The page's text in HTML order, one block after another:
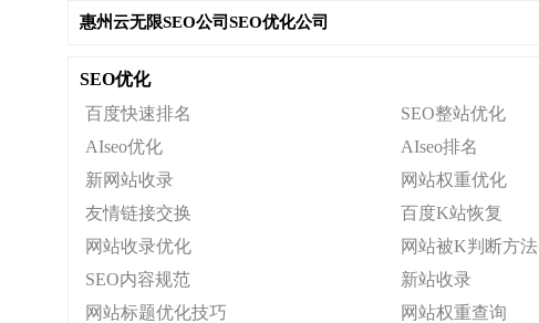
惠州云无限SEO公司SEO优化公司
SEO优化
百度快速排名
SEO整站优化
AIseo优化
AIseo排名
新网站收录
网站权重优化
友情链接交换
百度K站恢复
网站收录优化
网站被K判断方法
SEO内容规范
新站收录
网站标题优化技巧
网站权重查询